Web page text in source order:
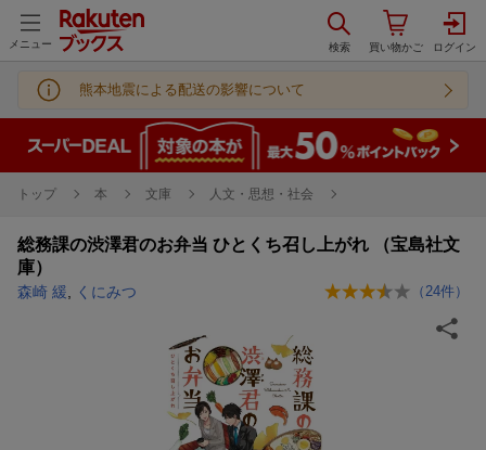
メニュー
熊本地震による配送の影響について
トップ 本 文庫 人文・思想・社会
総務課の渋澤君のお弁当 ひとくち召し上がれ （宝島社文
庫）
森崎 緩 くにみつ （ 24件）